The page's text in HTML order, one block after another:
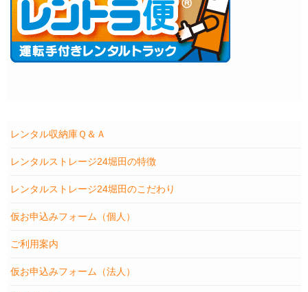
レンタル収納庫Ｑ＆Ａ
レンタルストレージ24堀田の特徴
レンタルストレージ24堀田のこだわり
仮お申込みフォーム（個人）
ご利用案内
仮お申込みフォーム（法人）